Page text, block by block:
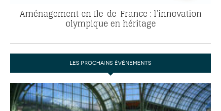
Aménagement en Ile-de-France : l’innovation
olympique en héritage
LES PROCHAINS ÉVÉNEMENTS